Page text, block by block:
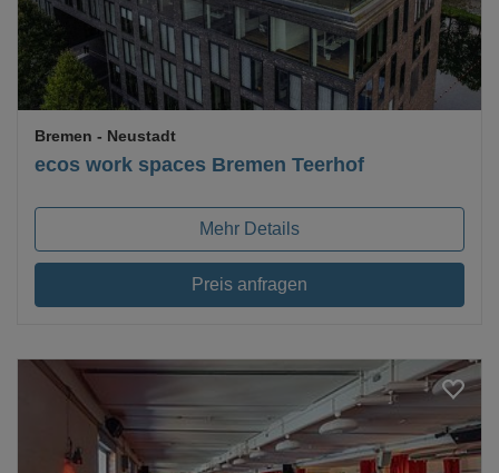
ecos work spaces Bremen Teerhof
Bremen - Neustadt
Mehr Details
Preis anfragen